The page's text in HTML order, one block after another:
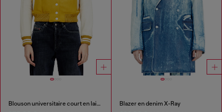
Blouson universitaire court en laine et cuir Blazer en denim X-Ray